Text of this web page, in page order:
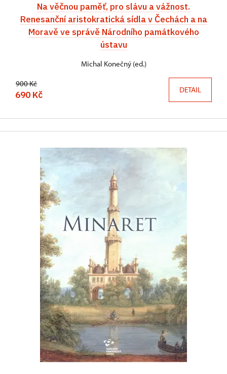
Na věčnou paměť, pro slávu a vážnost.
Renesanční aristokratická sídla v Čechách a na
Moravě ve správě Národního památkového
ústavu
Michal Konečný (ed.)
900 Kč
690 Kč DETAIL